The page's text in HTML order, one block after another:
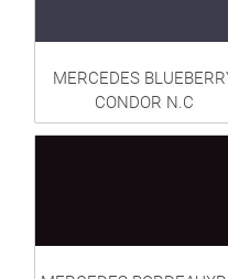
MERCEDES
CONDOR N.C